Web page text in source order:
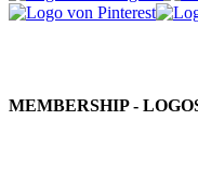
MEMBERSHIP -